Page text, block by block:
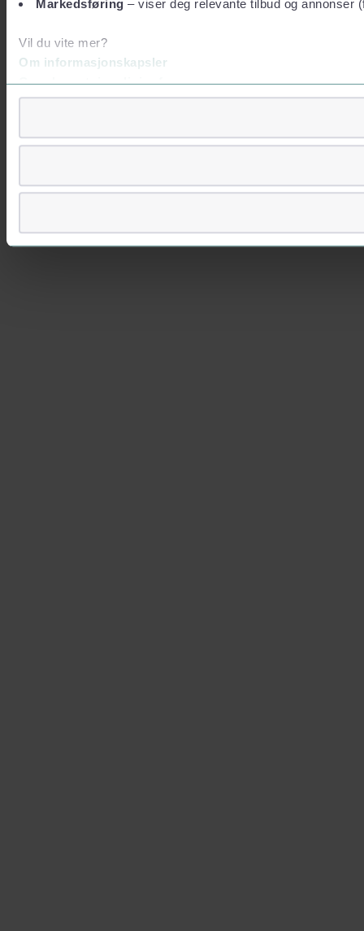
Markedsføring – viser deg relevante tilbud og annonser
Vil du vite mer?
Om informasjonskapsler
Googles retningslinjer for personvern
Vi lagrer aldri informasjon gjennom cookies som direkte